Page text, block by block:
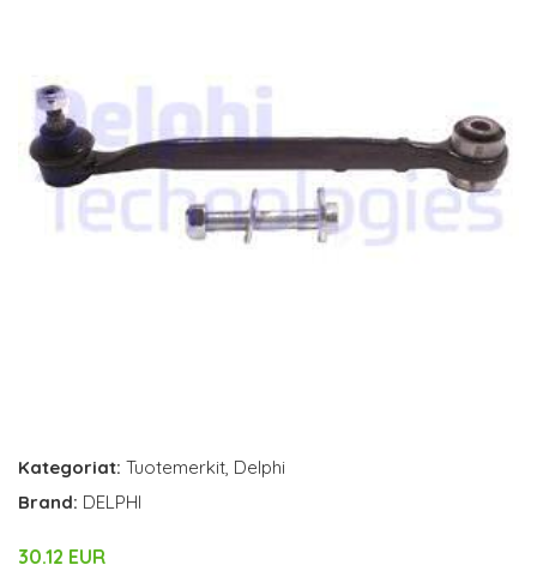
Kategoriat: Tuotemerkit, Delphi
Brand: DELPHI
30.12 EUR